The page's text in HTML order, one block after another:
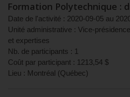
Formation Polytechnique :
Date de l'activité : 2020-09-05 au
Unité administrative : Vice-
et expertises
Nb. de participants : 1
Coût par participant : 1213,54 $
Lieu : Montréal (Québec)